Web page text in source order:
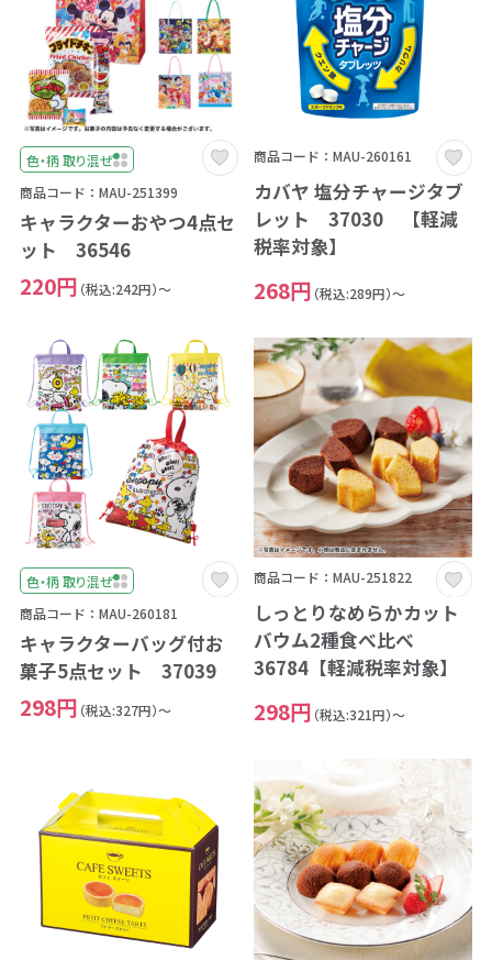
色・柄 取り混ぜ
商品コード：MAU-251399
キャラクターおやつ4点セ
ット 36546
220円 （税込:242円）～
商品コード：MAU-260161
カバヤ 塩分チャージタブ
レット 37030 【軽減
税率対象】
268円 （税込:289円）～
色・柄 取り混ぜ
商品コード：MAU-260181
キャラクターバッグ付お
菓子5点セット 37039
298円 （税込:327円）～
商品コード：MAU-251822
しっとりなめらかカット
バウム2種食べ比べ
36784【軽減税率対象】
298円 （税込:321円）～